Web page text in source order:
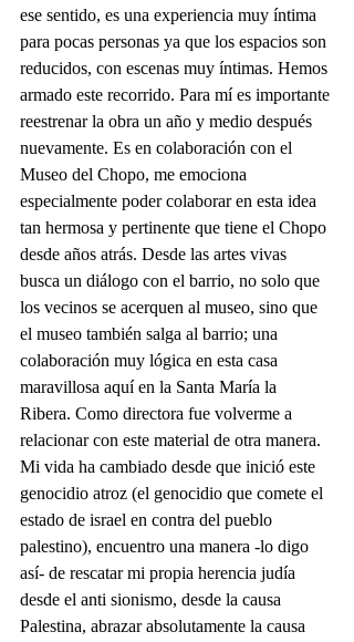
ese sentido, es una experiencia muy íntima
para pocas personas ya que los espacios son
reducidos, con escenas muy íntimas. Hemos
armado este recorrido. Para mí es importante
reestrenar la obra un año y medio después
nuevamente. Es en colaboración con el
Museo del Chopo, me emociona
especialmente poder colaborar en esta idea
tan hermosa y pertinente que tiene el Chopo
desde años atrás. Desde las artes vivas
busca un diálogo con el barrio, no solo que
los vecinos se acerquen al museo, sino que
el museo también salga al barrio; una
colaboración muy lógica en esta casa
maravillosa aquí en la Santa María la
Ribera. Como directora fue volverme a
relacionar con este material de otra manera.
Mi vida ha cambiado desde que inició este
genocidio atroz (el genocidio que comete el
estado de israel en contra del pueblo
palestino), encuentro una manera -lo digo
así- de rescatar mi propia herencia judía
desde el anti sionismo, desde la causa
Palestina, abrazar absolutamente la causa